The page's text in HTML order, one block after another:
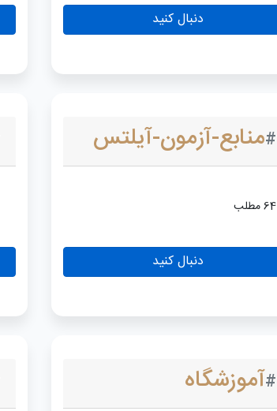
دنبال کنید
#منابع-آزمون-آیلتس
64 مطلب
دنبال کنید
#آموزشگاه